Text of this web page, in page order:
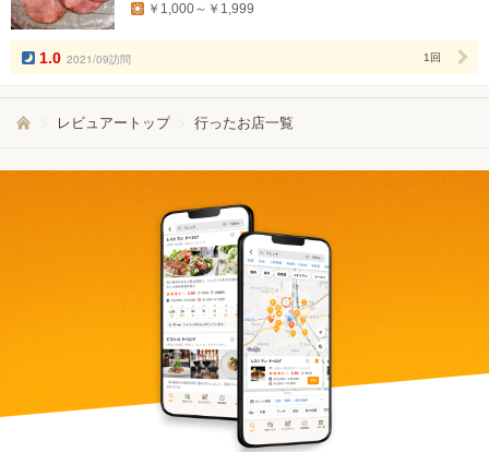
数
￥1,000～￥1,999
1.0 2021/09訪問 1回
レビュアートップ 行ったお店一覧